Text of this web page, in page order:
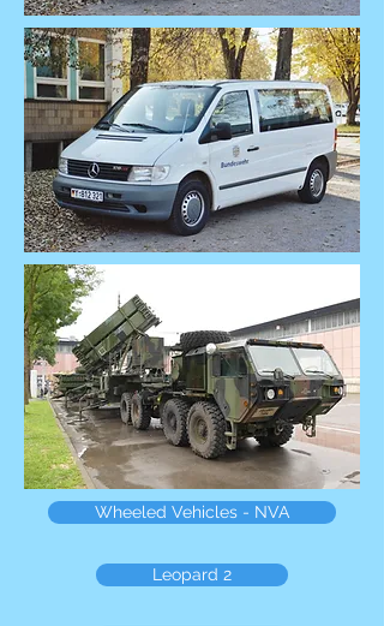
Wheeled Vehicles - NVA
Leopard 2